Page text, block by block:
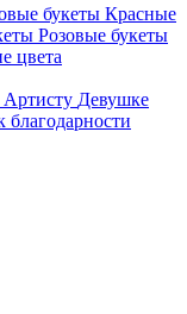
букеты Красные
Розовые букеты
цвета
Артисту Девушке
благодарности